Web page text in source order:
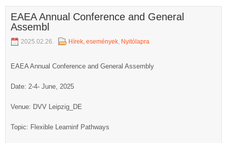
EAEA Annual Conference and General
Assembl
2025.02.26. Hírek, események, Nyitólapra
EAEA Annual Conference and General Assembly
Date: 2-4- June, 2025
Venue: DVV Leipzig_DE
Topic: Flexible Learninf Pathways